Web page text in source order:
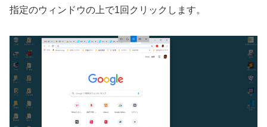
指定のウィンドウの上で1回クリックします。